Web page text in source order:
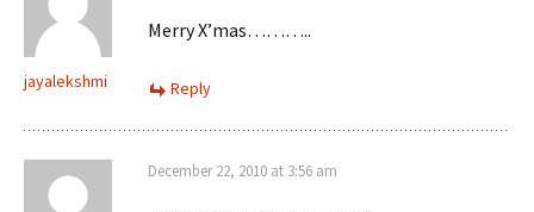
jayalekshmi
Merry X’mas………..
Reply
December 22, 2010 at 3:56 am